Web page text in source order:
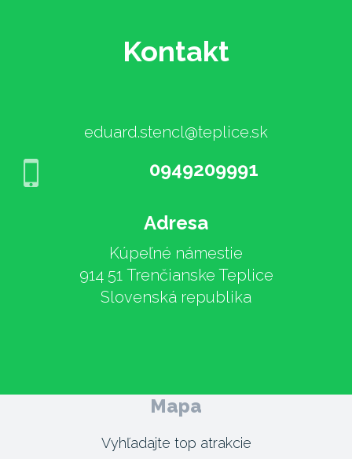
Kontakt
eduard.stencl@teplice.sk
0949209991
Adresa
Kúpeľné námestie
914 51 Trenčianske Teplice
Slovenská republika
Mapa
Vyhľadajte top atrakcie